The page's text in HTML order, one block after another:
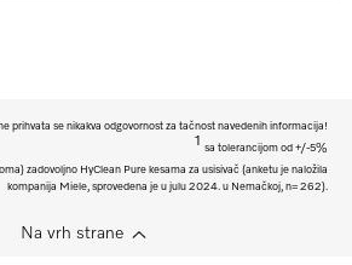
prihvata se nikakva odgovornost za tačnost navedenih informacija!
1
sa tolerancijom od +/-5%
zadovoljno HyClean Pure kesama za usisivač (anketu je naložila
kompanija Miele, sprovedena je u julu 2024. u Nemačkoj, n= 262).
Na vrh strane